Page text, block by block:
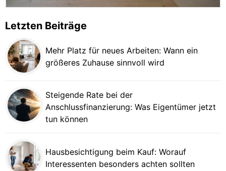
Letzten Beiträge
Mehr Platz für neues Arbeiten: Wann ein
größeres Zuhause sinnvoll wird
Steigende Rate bei der
Anschlussfinanzierung: Was Eigentümer jetzt
tun können
Hausbesichtigung beim Kauf: Worauf
Interessenten besonders achten sollten